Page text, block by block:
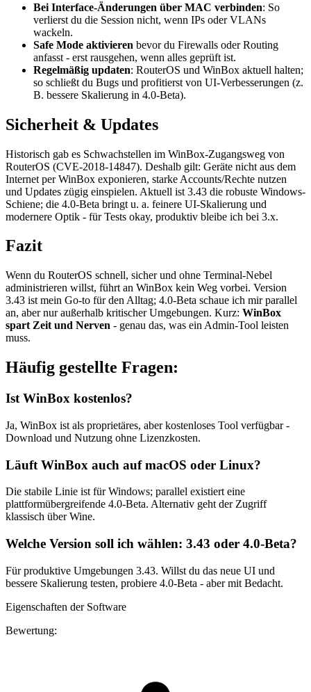
Bei Interface-Änderungen über MAC verbinden: So
verlierst du die Session nicht, wenn IPs oder VLANs
wackeln.
Safe Mode aktivieren bevor du Firewalls oder Routing
anfasst - erst rausgehen, wenn alles geprüft ist.
Regelmäßig updaten: RouterOS und WinBox aktuell halten;
so schließt du Bugs und profitierst von UI-Verbesserungen (z.
B. bessere Skalierung in 4.0-Beta).
Sicherheit & Updates
Historisch gab es Schwachstellen im WinBox-Zugangsweg von
RouterOS (CVE-2018-14847). Deshalb gilt: Geräte nicht aus dem
Internet per WinBox exponieren, starke Accounts/Rechte nutzen
und Updates zügig einspielen. Aktuell ist 3.43 die robuste Windows-
Schiene; die 4.0-Beta bringt u. a. feinere UI-Skalierung und
modernere Optik - für Tests okay, produktiv bleibe ich bei 3.x.
Fazit
Wenn du RouterOS schnell, sicher und ohne Terminal-Nebel
administrieren willst, führt an WinBox kein Weg vorbei. Version
3.43 ist mein Go-to für den Alltag; 4.0-Beta schaue ich mir parallel
an, aber nur außerhalb kritischer Umgebungen. Kurz: WinBox
spart Zeit und Nerven - genau das, was ein Admin-Tool leisten
muss.
Häufig gestellte Fragen:
Ist WinBox kostenlos?
Ja, WinBox ist als proprietäres, aber kostenloses Tool verfügbar -
Download und Nutzung ohne Lizenzkosten.
Läuft WinBox auch auf macOS oder Linux?
Die stabile Linie ist für Windows; parallel existiert eine
plattformübergreifende 4.0-Beta. Alternativ geht der Zugriff
klassisch über Wine.
Welche Version soll ich wählen: 3.43 oder 4.0-Beta?
Für produktive Umgebungen 3.43. Willst du das neue UI und
bessere Skalierung testen, probiere 4.0-Beta - aber mit Bedacht.
Eigenschaften der Software
Bewertung: